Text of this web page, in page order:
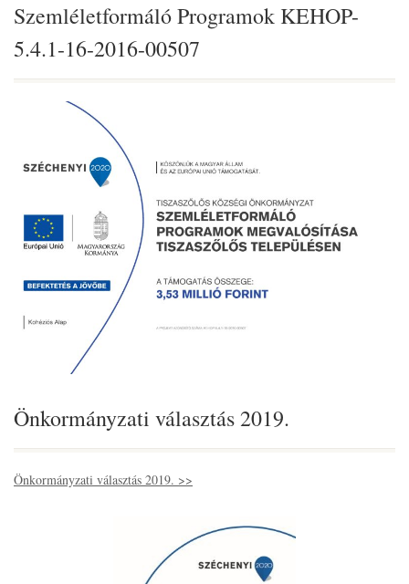
Szemléletformáló Programok KEHOP-
5.4.1-16-2016-00507
Önkormányzati választás 2019.
Önkormányzati választás 2019. >>